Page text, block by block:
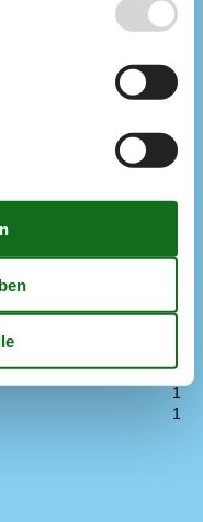
L & Gefrierschrank 46 L
Gasgrill
1
1